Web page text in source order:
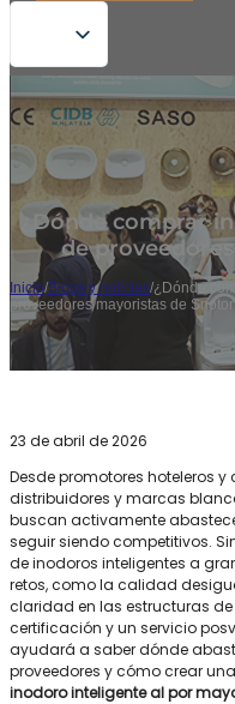
¿Dónde comprar
de
Inicio/Blogs y noticias/¿Dónde
proveedores mayoristas de Snotor
23 de abril de 2026
Desde promotores hoteleros
distribuidores y marcas
buscan activamente
seguir siendo competitivos.
de inodoros inteligentes a
retos, como la calidad
claridad en las estructuras
certificación y un servicio
ayudará a saber dónde
proveedores y cómo crear
inodoro inteligente al por